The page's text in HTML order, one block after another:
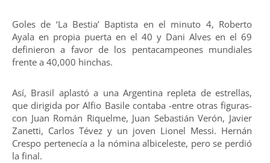
Goles de ‘La Bestia’ Baptista en el minuto 4, Roberto
Ayala en propia puerta en el 40 y Dani Alves en el 69
definieron a favor de los pentacampeones mundiales
frente a 40,000 hinchas.
Así, Brasil aplastó a una Argentina repleta de estrellas,
que dirigida por Alfio Basile contaba -entre otras figuras-
con Juan Román Riquelme, Juan Sebastián Verón, Javier
Zanetti, Carlos Tévez y un joven Lionel Messi. Hernán
Crespo pertenecía a la nómina albiceleste, pero se perdió
la final.